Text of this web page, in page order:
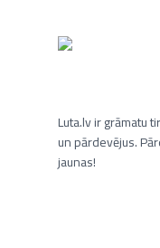
Luta.lv ir grāmatu
un pārdevējus.
jaunas!